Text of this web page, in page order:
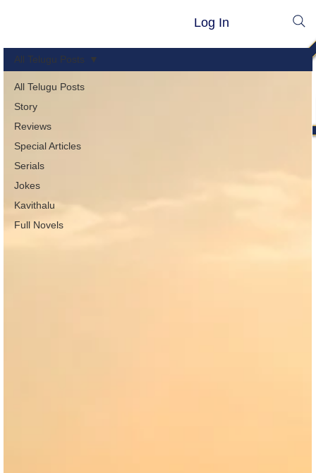
Log In
All Telugu Posts
Story
Reviews
Special Articles
Serials
Jokes
Kavithalu
Full Novels
All Telugu Posts